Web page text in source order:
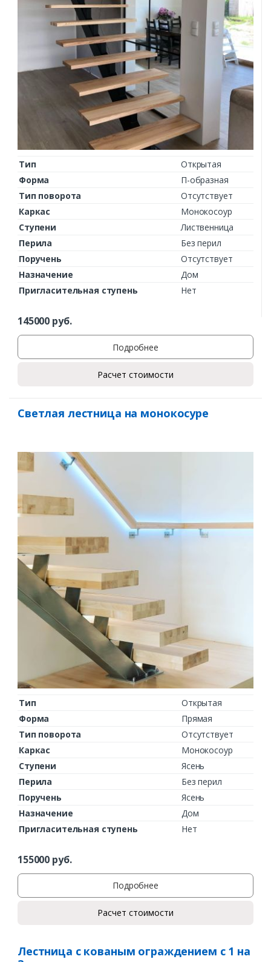
Тип
Открытая
Форма
П-образная
Тип поворота
Отсутствует
Каркас
Монокосоур
Ступени
Лиственница
Перила
Без перил
Поручень
Отсутствует
Назначение
Дом
Пригласительная ступень
Нет
145000 руб.
Подробнее
Расчет стоимости
Светлая лестница на монокосуре
Тип
Открытая
Форма
Прямая
Тип поворота
Отсутствует
Каркас
Монокосоур
Ступени
Ясень
Перила
Без перил
Поручень
Ясень
Назначение
Дом
Пригласительная ступень
Нет
155000 руб.
Подробнее
Расчет стоимости
Лестница с кованым ограждением с 1 на